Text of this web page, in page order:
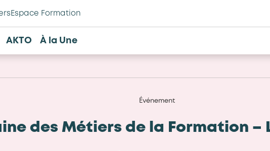
Espace Formation
AKTO À la Une
Événement
des Métiers de la Formation –